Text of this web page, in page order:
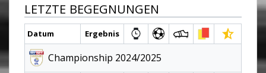
LETZTE BEGEGNUNGEN
Datum Ergebnis
Championship 2024/2025